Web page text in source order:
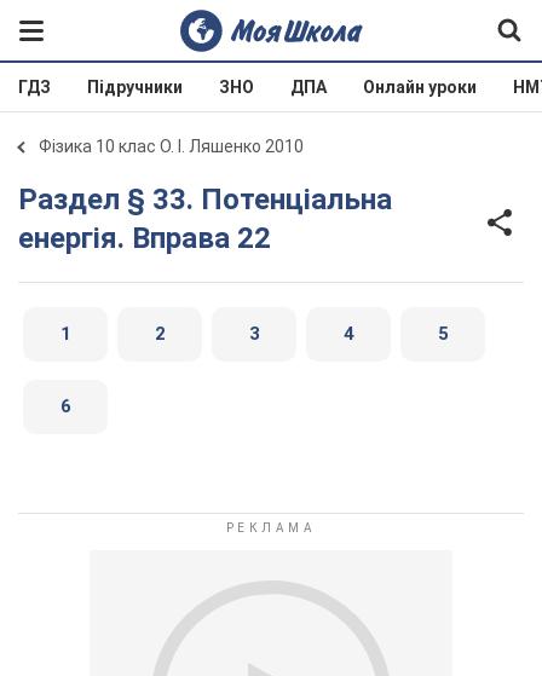
ГДЗ Підручники ЗНО ДПА Онлайн уроки
Фізика 10 клас О. І. Ляшенко 2010
Раздел § 33. Потенціальна
енергія. Вправа 22
1 2 3 4 5
6